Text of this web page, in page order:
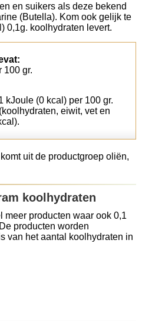
en suikers als deze bekend
(Butella). Kom ook gelijk te
0,1g. koolhydraten levert.
100 gr.
kJoule (0 kcal) per 100 gr.
eiwit, vet en
uit de productgroep oliën,
koolhydraten
meer producten waar ook 0,1
producten worden
van het aantal koolhydraten in